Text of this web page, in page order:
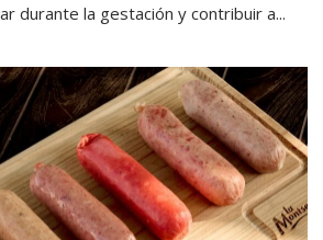
durante la gestación y contribuir a...